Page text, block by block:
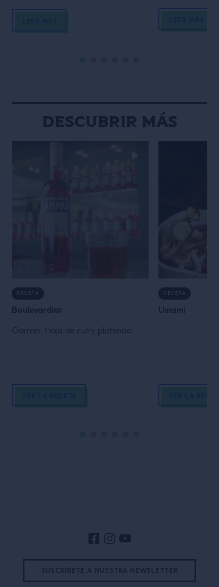
mundial. Giacomo Giannotti y
creatividad, storytelling, equipo,
bares más
Descubrir más
RECETA
Boulevardiar
Garnish: Hoja de curry plateado.
RECETA
Umami
SUSCRÍBETE A NUESTRA NEWSLETTER